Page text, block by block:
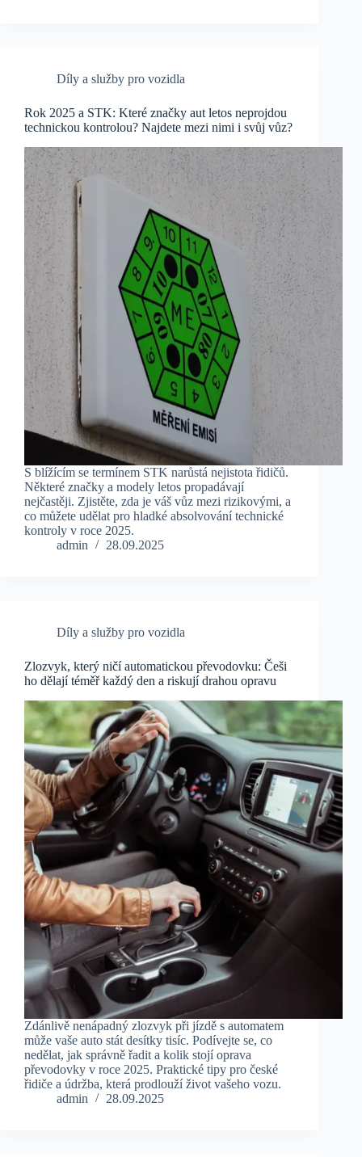
Díly a služby pro vozidla
Rok 2025 a STK: Které značky aut letos neprojdou
technickou kontrolou? Najdete mezi nimi i svůj vůz?
S blížícím se termínem STK narůstá nejistota řidičů.
Některé značky a modely letos propadávají
nejčastěji. Zjistěte, zda je váš vůz mezi rizikovými, a
co můžete udělat pro hladké absolvování technické
kontroly v roce 2025.
admin
28.09.2025
Díly a služby pro vozidla
Zlozvyk, který ničí automatickou převodovku: Češi
ho dělají téměř každý den a riskují drahou opravu
Zdánlivě nenápadný zlozvyk při jízdě s automatem
může vaše auto stát desítky tisíc. Podívejte se, co
nedělat, jak správně řadit a kolik stojí oprava
převodovky v roce 2025. Praktické tipy pro české
řidiče a údržba, která prodlouží život vašeho vozu.
admin
28.09.2025